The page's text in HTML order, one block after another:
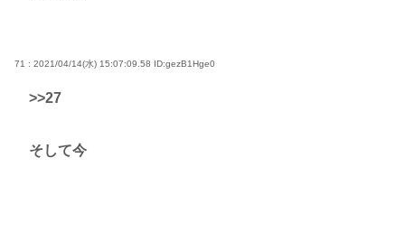
71 : 2021/04/14(水) 15:07:09.58 ID:gezB1Hge0
>>27
そして今